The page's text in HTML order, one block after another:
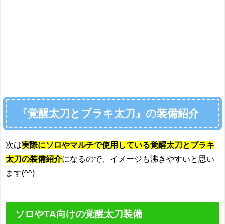
『覚醒太刀とブラキ太刀』の装備紹介
次は実際にソロやマルチで使用している覚醒太刀とブラキ
太刀の装備紹介になるので、イメージも沸きやすいと思い
ます(^^)
ソロやTA向けの覚醒太刀装備